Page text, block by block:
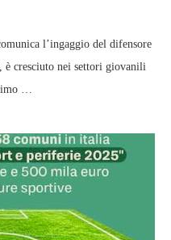
l’ingaggio del difensore
è cresciuto nei settori giovanili
…